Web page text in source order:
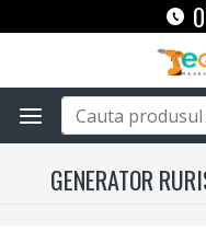
GENERATOR